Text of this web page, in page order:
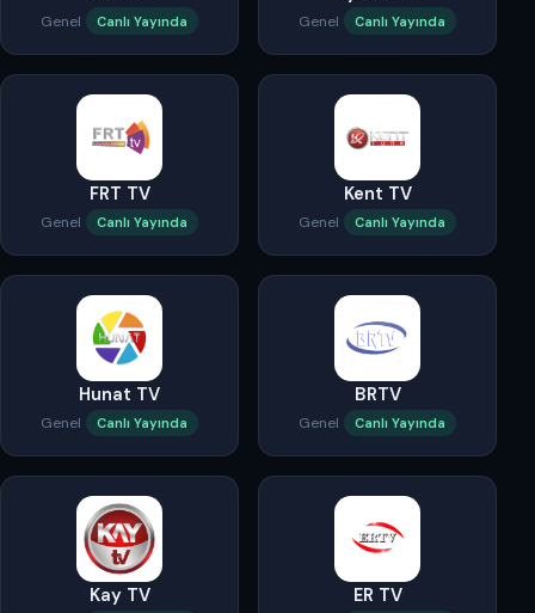
Genel Canlı Yayında Genel Canlı Yayında
FRT TV
Genel Canlı Yayında
Kent TV
Genel Canlı Yayında
Hunat TV
Genel Canlı Yayında
BRTV
Genel Canlı Yayında
Kay TV ER TV